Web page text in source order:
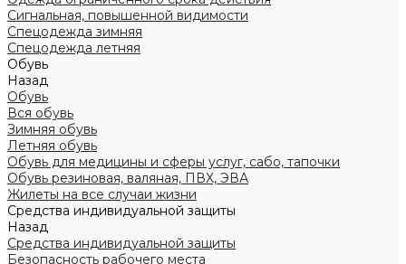
Сигнальная, повышенной видимости
Спецодежда зимняя
Спецодежда летняя
Обувь
Назад
Обувь
Вся обувь
Зимняя обувь
Летняя обувь
Обувь для медицины и сферы услуг, сабо, тапочки
Обувь резиновая, валяная, ПВХ, ЭВА
Жилеты на все случаи жизни
Средства индивидуальной защиты
Назад
Средства индивидуальной защиты
Безопасность рабочего места